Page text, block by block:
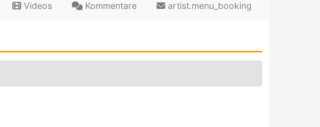
Videos Kommentare artist.menu_booking